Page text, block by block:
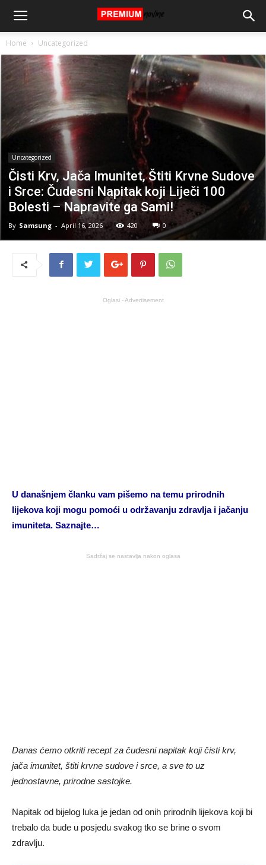
Home Uncategorized
Uncategorized
Čisti Krv, Jača Imunitet, Štiti Krvne Sudove
i Srce: Čudesni Napitak koji Liječi 100
Bolesti – Napravite ga Sami!
By Samsung - April 16, 2026 420 0
Oglasi - Advertisement
U današnjem članku vam pišemo na temu prirodnih
lijekova koji mogu pomoći u održavanju zdravlja i jačanju
imuniteta. Saznajte…
Sadržaj se nastavlja nakon oglasa
Danas ćemo otkriti recept za čudesni napitak koji čisti krv,
jača imunitet, štiti krvne sudove i srce, a sve to uz
jednostavne, prirodne sastojke.
Napitak od bijelog luka je jedan od onih prirodnih lijekova koji bi
trebalo da bude u posjedu svakog tko se brine o svom
zdravlju.